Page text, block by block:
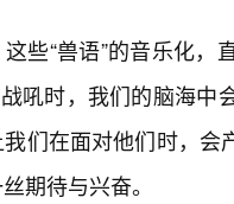
些“兽语”的音乐化
吼时，我们的脑海中
们在面对他们时，
期待与兴奋。